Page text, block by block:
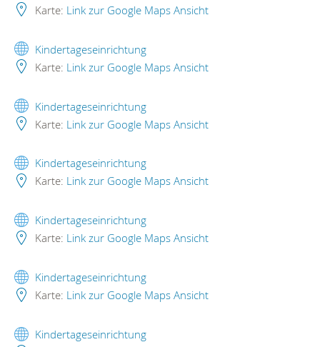
Karte: Link zur Google Maps Ansicht
Kindertageseinrichtung
Karte: Link zur Google Maps Ansicht
Kindertageseinrichtung
Karte: Link zur Google Maps Ansicht
Kindertageseinrichtung
Karte: Link zur Google Maps Ansicht
Kindertageseinrichtung
Karte: Link zur Google Maps Ansicht
Kindertageseinrichtung
Karte: Link zur Google Maps Ansicht
Kindertageseinrichtung